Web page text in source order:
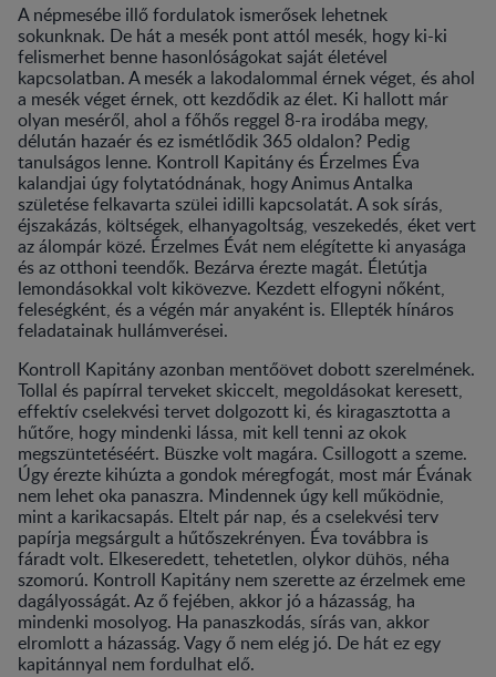
A népmesébe illő fordulatok ismerősek lehetnek
sokunknak. De hát a mesék pont attól mesék, hogy ki-ki
felismerhet benne hasonlóságokat saját életével
kapcsolatban. A mesék a lakodalommal érnek véget, és ahol
a mesék véget érnek, ott kezdődik az élet. Ki hallott már
olyan meséről, ahol a főhős reggel 8-ra irodába megy,
délután hazaér és ez ismétlődik 365 oldalon? Pedig
tanulságos lenne. Kontroll Kapitány és Érzelmes Éva
kalandjai úgy folytatódnának, hogy Animus Antalka
születése felkavarta szülei idilli kapcsolatát. A sok sírás,
éjszakázás, költségek, elhanyagoltság, veszekedés, éket vert
az álompár közé. Érzelmes Évát nem elégítette ki anyasága
és az otthoni teendők. Bezárva érezte magát. Életútja
lemondásokkal volt kikövezve. Kezdett elfogyni nőként,
feleségként, és a végén már anyaként is. Ellepték hínáros
feladatainak hullámverései.
Kontroll Kapitány azonban mentőövet dobott szerelmének.
Tollal és papírral terveket skiccelt, megoldásokat keresett,
effektív cselekvési tervet dolgozott ki, és kiragasztotta a
hűtőre, hogy mindenki lássa, mit kell tenni az okok
megszüntetéséért. Büszke volt magára. Csillogott a szeme.
Úgy érezte kihúzta a gondok méregfogát, most már Évának
nem lehet oka panaszra. Mindennek úgy kell működnie,
mint a karikacsapás. Eltelt pár nap, és a cselekvési terv
papírja megsárgult a hűtőszekrényen. Éva továbbra is
fáradt volt. Elkeseredett, tehetetlen, olykor dühös, néha
szomorú. Kontroll Kapitány nem szerette az érzelmek eme
dagályosságát. Az ő fejében, akkor jó a házasság, ha
mindenki mosolyog. Ha panaszkodás, sírás van, akkor
elromlott a házasság. Vagy ő nem elég jó. De hát ez egy
kapitánnyal nem fordulhat elő.